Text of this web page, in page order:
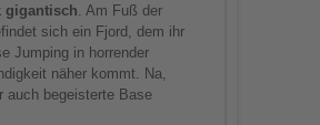
gigantisch . Am Fuß der
sich ein Fjord, dem ihr
Jumping in horrender
näher kommt. Na,
auch begeisterte Base